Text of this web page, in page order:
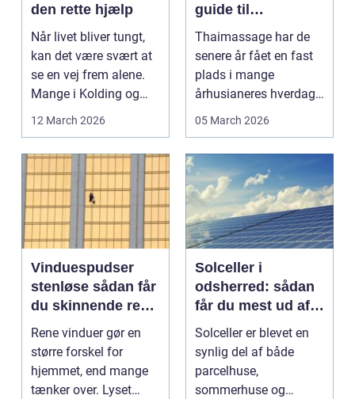
den rette hjælp
Når livet bliver tungt,
kan det være svært at
se en vej frem alene.
Mange i Kolding og
omegn søger p...
12 March 2026
guide til
afslapning,
smidighed og
bedre velvære
Thaimassage har de
senere år fået en fast
plads i mange
århusianeres hverdag.
Flere bruger den både
05 March 2026
Vinduespudser
stenløse sådan får
du skinnende rene
ruder året rundt
Rene vinduer gør en
større forskel for
hjemmet, end mange
tænker over. Lyset
Solceller i
odsherred: sådan
får du mest ud af
solen
Solceller er blevet en
synlig del af både
parcelhuse,
sommerhuse og